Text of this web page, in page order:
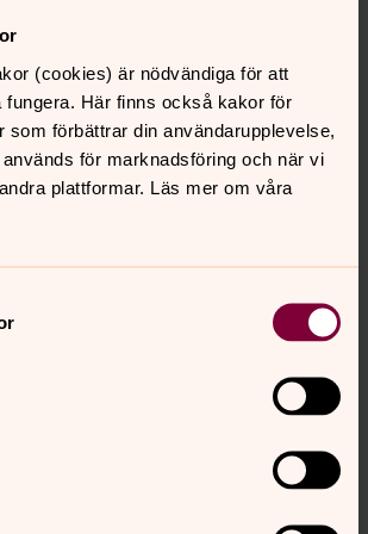
(cookies) är nödvändiga för att
fungera. Här finns också kakor för
som förbättrar din användarupplevelse,
för marknadsföring och när vi
plattformar. Läs mer om våra